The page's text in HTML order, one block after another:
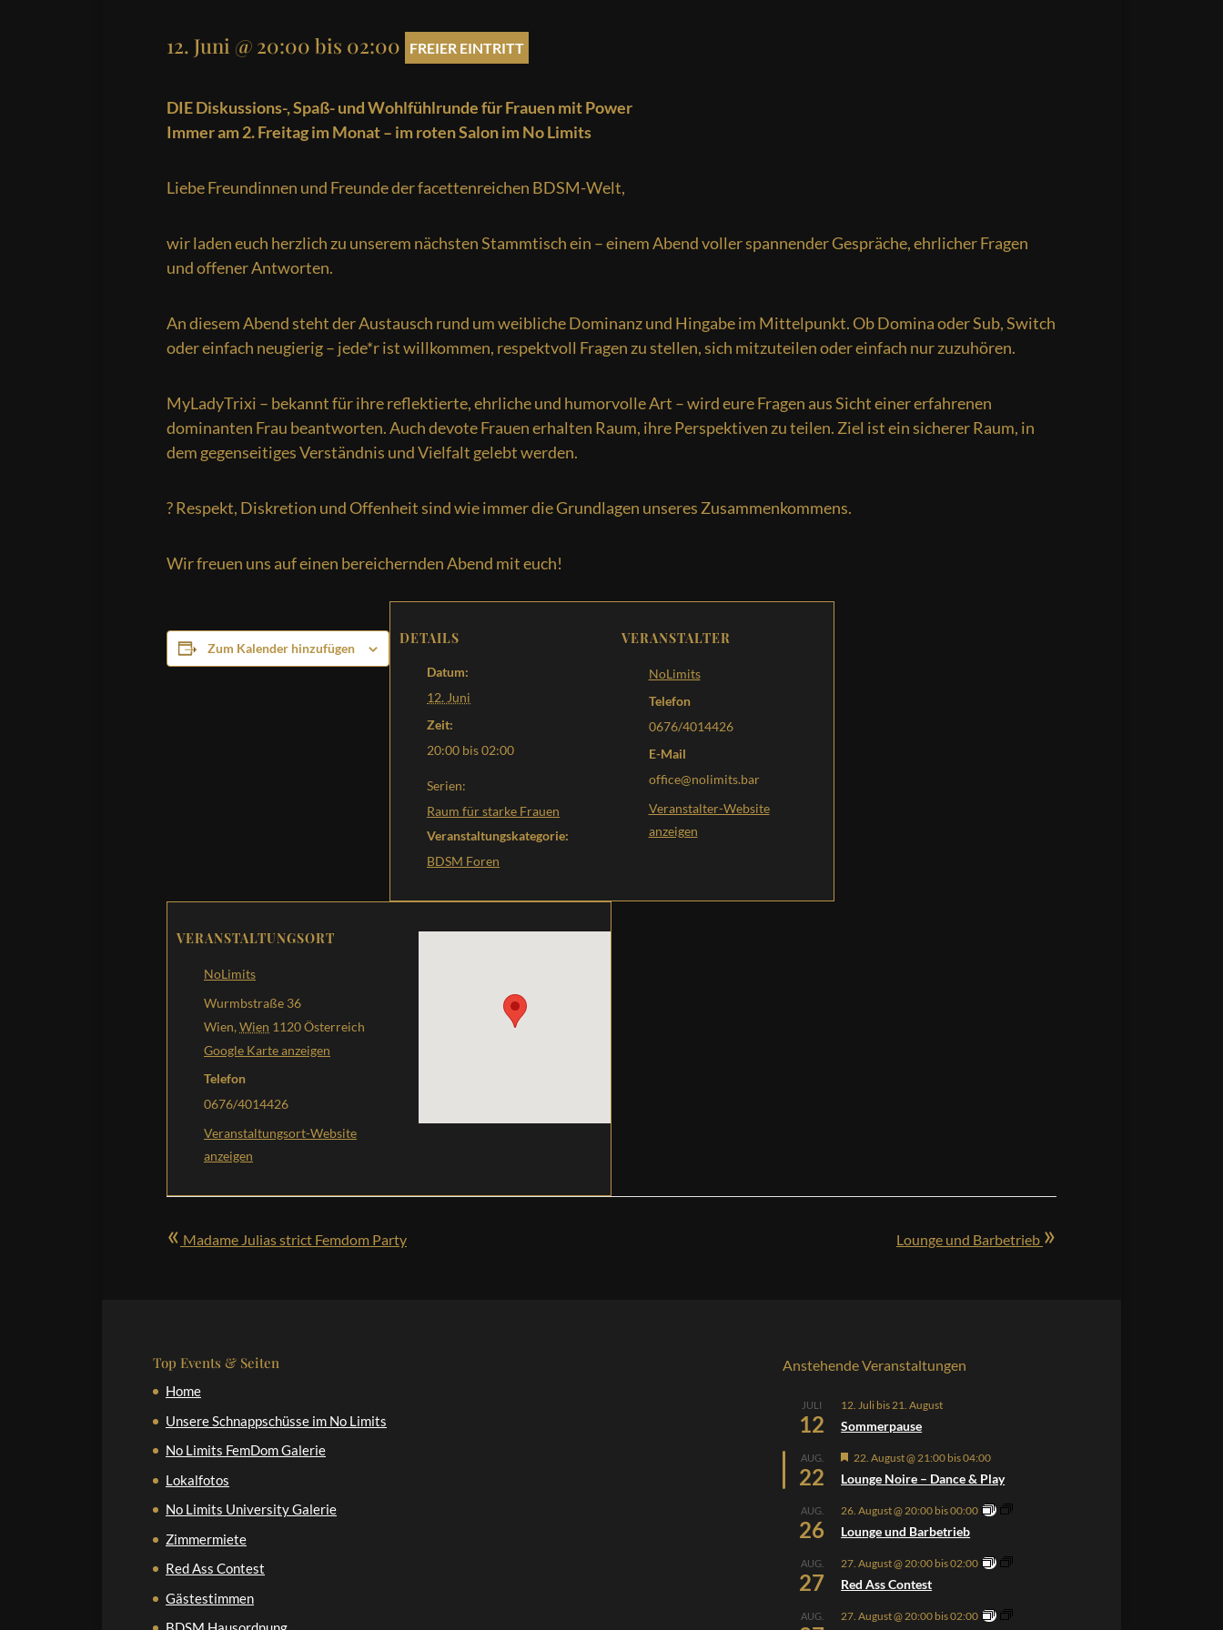
12. Juni @ 20:00 bis 02:00 FREIER EINTRITT
DIE Diskussions-, Spaß- und Wohlfühlrunde für Frauen mit Power
Immer am 2. Freitag im Monat – im roten Salon im No Limits
Liebe Freundinnen und Freunde der facettenreichen BDSM-Welt,
wir laden euch herzlich zu unserem nächsten Stammtisch ein – einem Abend voller spannender Gespräche, ehrlicher Fragen
und offener Antworten.
An diesem Abend steht der Austausch rund um weibliche Dominanz und Hingabe im Mittelpunkt. Ob Domina oder Sub, Switch
oder einfach neugierig – jede*r ist willkommen, respektvoll Fragen zu stellen, sich mitzuteilen oder einfach nur zuzuhören.
MyLadyTrixi – bekannt für ihre reflektierte, ehrliche und humorvolle Art – wird eure Fragen aus Sicht einer erfahrenen
dominanten Frau beantworten. Auch devote Frauen erhalten Raum, ihre Perspektiven zu teilen. Ziel ist ein sicherer Raum, in
dem gegenseitiges Verständnis und Vielfalt gelebt werden.
? Respekt, Diskretion und Offenheit sind wie immer die Grundlagen unseres Zusammenkommens.
Wir freuen uns auf einen bereichernden Abend mit euch!
Zum Kalender hinzufügen
DETAILS
Datum:
12. Juni
Zeit:
20:00 bis 02:00
Serien:
Raum für starke Frauen
Veranstaltungskategorie:
BDSM Foren
VERANSTALTER
NoLimits
Telefon
0676/4014426
E-Mail
office@nolimits.bar
Veranstalter-Website
anzeigen
VERANSTALTUNGSORT
NoLimits
Wurmbstraße 36
Wien, Wien 1120Österreich
Google Karte anzeigen
Telefon
0676/4014426
Veranstaltungsort-Website
anzeigen
« Madame Julias strict Femdom Party Lounge und Barbetrieb »
Top Events & Seiten
Home
Unsere Schnappschüsse im No Limits
No Limits FemDom Galerie
Lokalfotos
No Limits University Galerie
Zimmermiete
Red Ass Contest
Gästestimmen
Anstehende Veranstaltungen
JULI
12
12. Juli bis21. August
Sommerpause
AUG.
22
Hervorgehoben
22. August @ 21:00 bis04:00
Lounge Noire – Dance & Play
AUG.
26
26. August @ 20:00 bis00:00
Lounge und Barbetrieb
AUG.
27
27. August @ 20:00 bis02:00
Red Ass Contest
AUG. 27. August @ 20:00 bis02:00